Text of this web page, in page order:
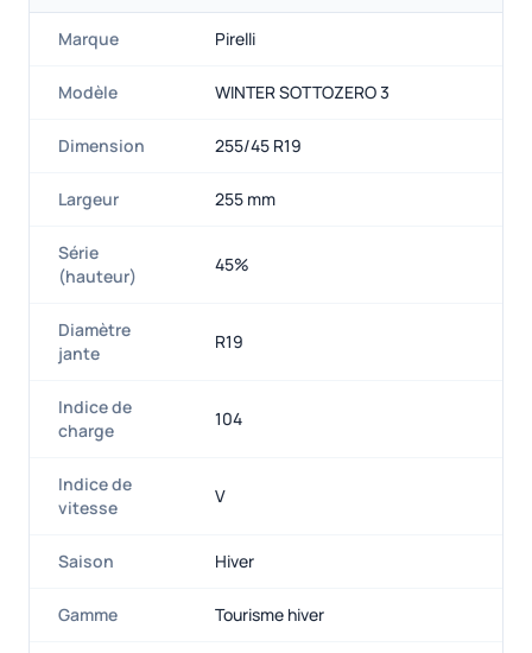
Marque Pirelli
Modèle WINTER SOTTOZERO 3
Dimension 255/45 R19
Largeur 255 mm
Série
(hauteur)
45%
Diamètre
jante
R19
Indice de
charge
104
Indice de
vitesse
V
Saison Hiver
Gamme Tourisme hiver